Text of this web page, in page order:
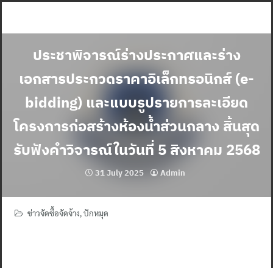
ประชาพิจารณ์ร่างประกาศและร่าง
เอกสารประกวดราคาอิเล็กทรอนิกส์ (e-
bidding) และแบบรูปรายการละเอียด
โครงการก่อสร้างห้องน้ำส่วนกลาง สิ้นสุด
รับฟังคำวิจารณ์ในวันที่ 5 สิงหาคม 2568
31 July 2025 Admin
ข่าวจัดซื้อจัดจ้าง,ปักหมุด